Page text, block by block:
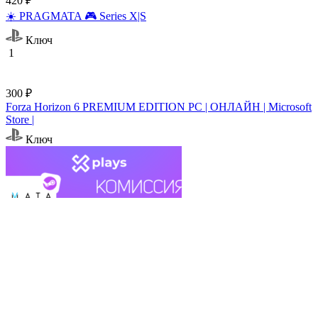
☀️ PRAGMATA 🎮 Series X|S
Ключ
1
300 ₽
Forza Horizon 6 PREMIUM EDITION PC | ОНЛАЙН | Microsoft
Store |
Ключ